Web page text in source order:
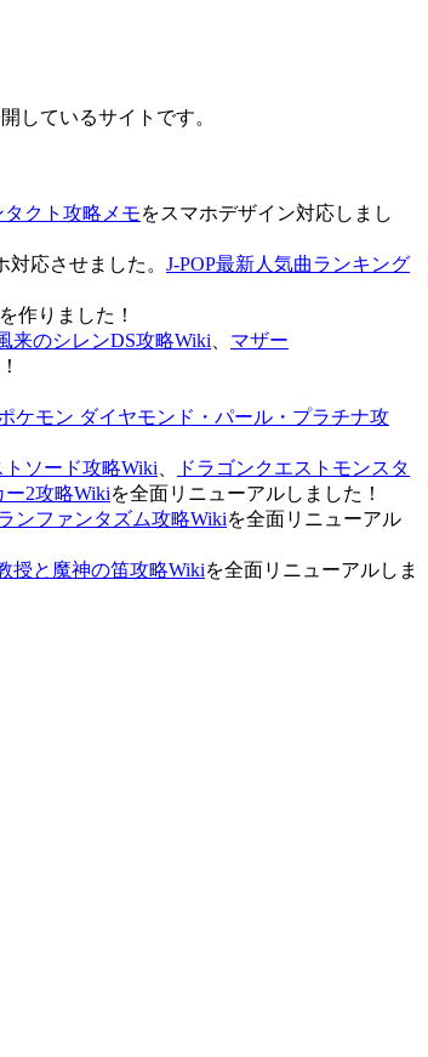
しているサイトです。
タクト攻略メモをスマホデザイン対応しまし
対応させました。 J-POP最新人気曲ランキング
を作りました！
来のシレンDS攻略Wiki
マザー
ケモン ダイヤモンド・パール・プラチナ攻
トソード攻略Wiki
ドラゴンクエストモンスタ
ー2攻略Wikiを全面リニューアルしました！
ンファンタズム攻略Wikiを全面リニューアル
授と魔神の笛攻略Wikiを全面リニューアルしま